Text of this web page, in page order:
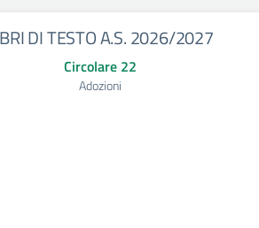
DI TESTO A.S. 2026/2027
Circolare 22
Adozioni